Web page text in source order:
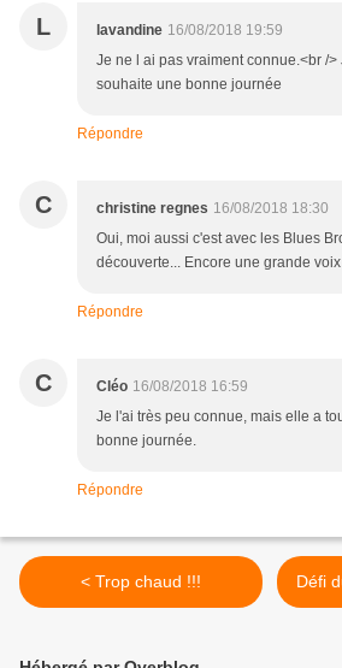
L lavandine 16/08/2018 19:59
Je ne l ai pas vraiment connue.<br />
souhaite une bonne journée
Répondre
C christine regnes 16/08/2018 18:30
Oui, moi aussi c'est avec les Blues
découverte... Encore une grande
Répondre
C Cléo 16/08/2018 16:59
Je l'ai très peu connue, mais elle a
bonne journée.
Répondre
< Trop chaud !!!